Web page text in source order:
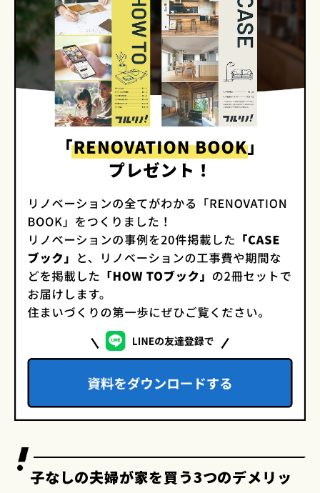
子なしの夫婦が家を買う3つのデメリッ